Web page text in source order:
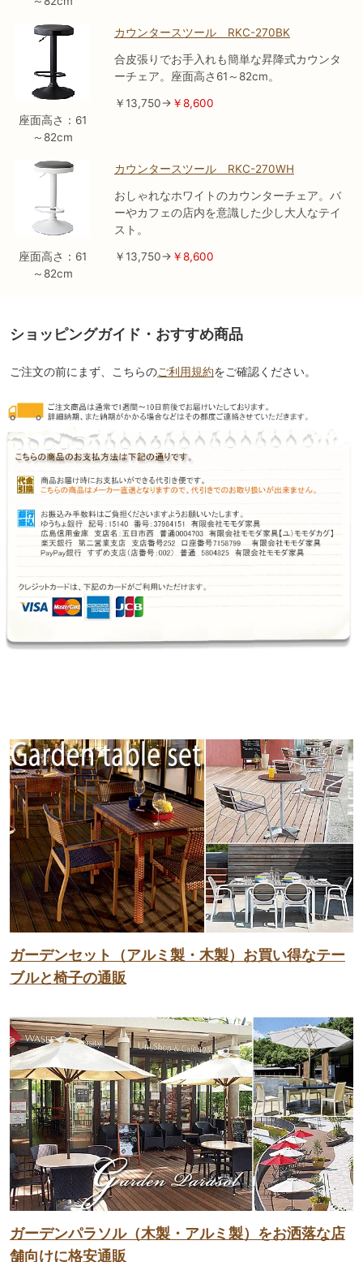
座面高さ：61
～82cm
カウンタースツール RKC-270BK
合皮張りでお手入れも簡単な昇降式カウンタ
ーチェア。座面高さ61～82cm。
￥13,750→ ￥8,600
座面高さ：61
～82cm
カウンタースツール RKC-270WH
おしゃれなホワイトのカウンターチェア。バ
ーやカフェの店内を意識した少し大人なテイ
スト。
￥13,750→ ￥8,600
ショッピングガイド・おすすめ商品
ご注文の前にまず、こちらのご利用規約をご確認ください。
ガーデンセット（アルミ製・木製）お買い得なテー
ブルと椅子の通販
ガーデンパラソル（木製・アルミ製）をお洒落な店
舗向けに格安通販